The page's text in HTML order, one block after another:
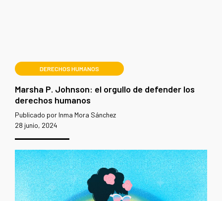
DERECHOS HUMANOS
Marsha P. Johnson: el orgullo de defender los
derechos humanos
Publicado por Inma Mora Sánchez
28 junio, 2024